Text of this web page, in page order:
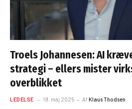
Troels Johannesen: AI
strategi – ellers mister
overblikket
LEDELSE 19. maj 2025 AfKlaus Thodsen